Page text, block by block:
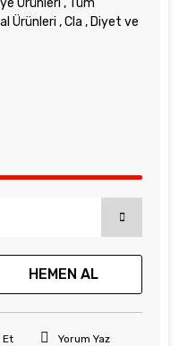
Ürünleri , Tüm
Ürünleri ,Cla , Diyet ve
HEMEN AL
Et
Yorum Yaz